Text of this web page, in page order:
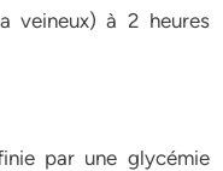
veineux) à 2 heures
par une glycémie